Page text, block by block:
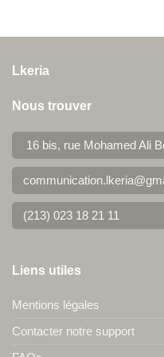
Lkeria
Nous trouver
16 bis, rue Mohamed Ali
(213) 023 18 21 11
Liens utiles
Mentions légales
Contacter notre support